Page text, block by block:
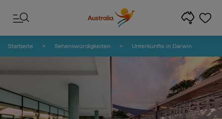
Startseite Sehenswürdigkeiten Unterkünfte in Darwin